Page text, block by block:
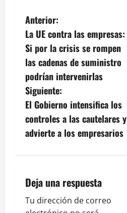
N
a
v
e
g
a
ó
Anterior:
La UE contra las empresas:
Si por la crisis se rompen
las cadenas de suministro
podrían intervenirlas
Siguiente:
El Gobierno intensifica los
controles a las cautelares y
advierte a los empresarios
Deja una respuesta
Tu dirección de correo